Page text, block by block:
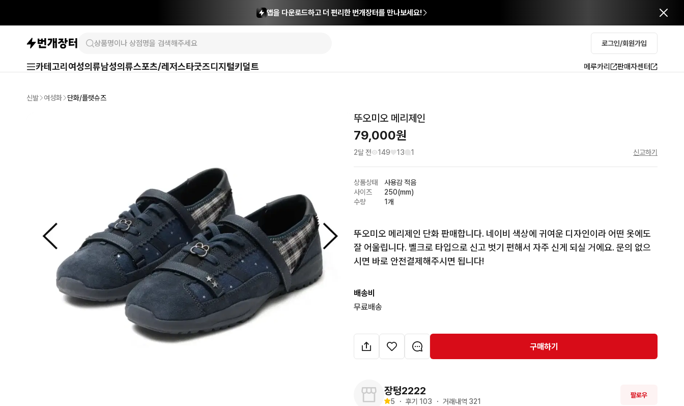
앱을 다운로드하고 더 편리한 번개장터를 만나보세요!
로그인/회원가입
카테고리 여성의류남성의류스포츠/레저스타굿즈디지털키덜트 메루카리 판매자센터
신발 여성화 단화/플랫슈즈
뚜오미오 메리제인
79,000원
2달 전 149 13 1 신고하기
상품상태
사용감 적음
사이즈
250(mm)
수량
1개
뚜오미오 메리제인 단화 판매합니다. 네이비 색상에 귀여운 디자인이라 어떤 옷에도
잘 어울립니다. 벨크로 타입으로 신고 벗기 편해서 자주 신게 되실 거에요. 문의 없으
시면 바로 안전결제해주시면 됩니다!
배송비
무료배송
구매하기
장텅2222
5 ・ 후기 103 ・ 거래내역 321
팔로우